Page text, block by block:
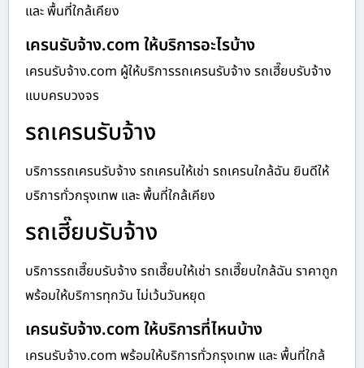
และ พื้นที่ใกล้เคียง
เครนรับจ้าง.com ให้บริการอะไรบ้าง
เครนรับจ้าง.com ผู้ให้บริการรถเครนรับจ้าง รถเฮี๊ยบรับจ้าง
แบบครบวงจร
รถเครนรับจ้าง
บริการรถเครนรับจ้าง รถเครนให้เช่า รถเครนใกล้ฉัน ยินดีให้
บริการทั่วกรุงเทพ และ พื้นที่ใกล้เคียง
รถเฮี๊ยบรับจ้าง
บริการรถเฮี๊ยบรับจ้าง รถเฮี๊ยบให้เช่า รถเฮี๊ยบใกล้ฉัน ราคาถูก
พร้อมให้บริการทุกวัน ไม่เว้นวันหยุด
เครนรับจ้าง.com ให้บริการที่ไหนบ้าง
เครนรับจ้าง.com พร้อมให้บริการทั่วกรุงเทพ และ พื้นที่ใกล้